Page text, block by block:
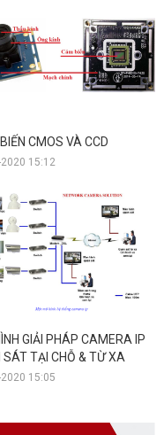
CMOS VÀ CCD
2020 15:12
GIẢI PHÁP CAMERA IP
SÁT TẠI CHỖ & TỪ XA
15:05